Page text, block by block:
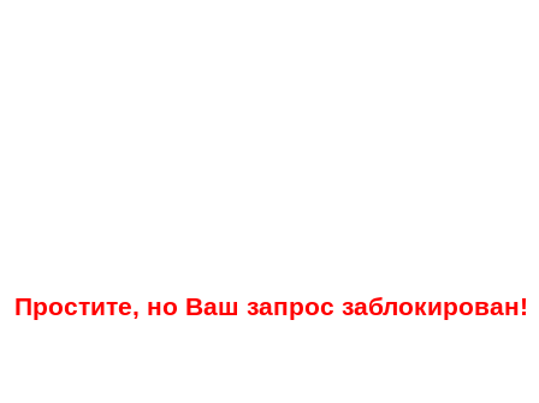
Простите, но Ваш запрос заблокирован!